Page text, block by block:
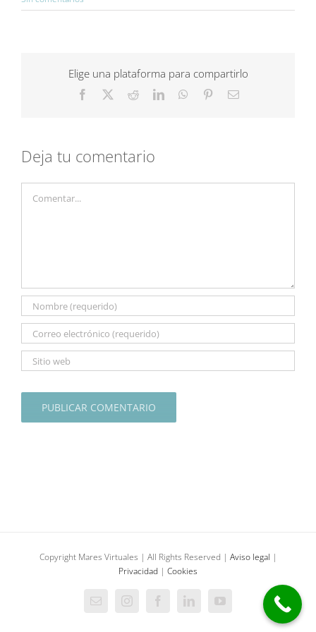
Elige una plataforma para compartirlo
Facebook RedditLinkedInWhatsApp
PinterestCorreo
Deja tu comentario
Copyright Mares Virtuales | All Rights Reserved | Aviso legal |
Privacidad | Cookies
CorreoInstagramFacebookLinkedInYouTube